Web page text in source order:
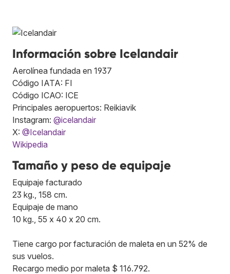
Información sobre Icelandair
Aerolínea fundada en 1937
Código IATA: FI
Código ICAO: ICE
Principales aeropuertos: Reikiavik
Instagram: @icelandair
X: @Icelandair
Wikipedia
Tamaño y peso de equipaje
Equipaje facturado
23 kg., 158 cm.
Equipaje de mano
10 kg., 55 x 40 x 20 cm.
Tiene cargo por facturación de maleta en un 52% de
sus vuelos.
Recargo medio por maleta $ 116.792.